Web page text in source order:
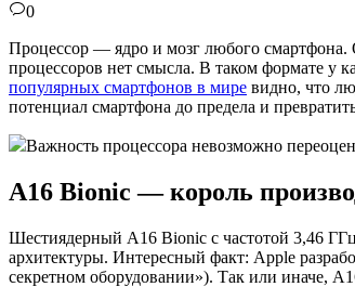
0
Процессор — ядро и мозг любого смартфона.
процессоров нет смысла. В таком формате у
популярных смартфонов в мире видно, что
потенциал смартфона до предела и
Важность процессора невозможно
A16 Bionic — король
Шестиядерный A16 Bionic с частотой 3,46
архитектуры. Интересный факт: Apple
секретном оборудовании»). Так или иначе,